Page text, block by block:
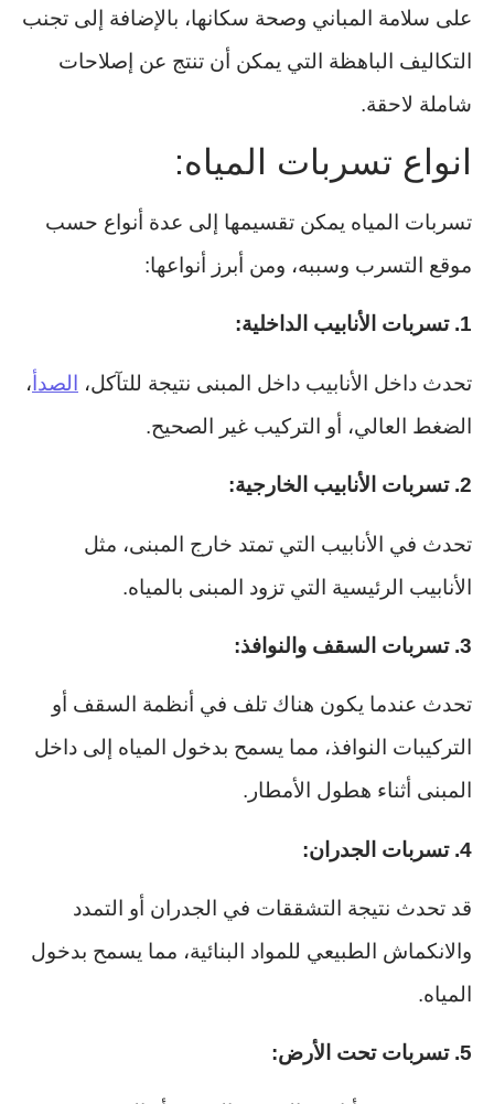
على سلامة المباني وصحة سكانها، بالإضافة إلى تجنب
التكاليف الباهظة التي يمكن أن تنتج عن إصلاحات
شاملة لاحقة.
انواع تسربات المياه:
تسربات المياه يمكن تقسيمها إلى عدة أنواع حسب
موقع التسرب وسببه، ومن أبرز أنواعها:
1. تسربات الأنابيب الداخلية:
تحدث داخل الأنابيب داخل المبنى نتيجة للتآكل، الصدأ،
الضغط العالي، أو التركيب غير الصحيح.
2. تسربات الأنابيب الخارجية:
تحدث في الأنابيب التي تمتد خارج المبنى، مثل
الأنابيب الرئيسية التي تزود المبنى بالمياه.
3. تسربات السقف والنوافذ:
تحدث عندما يكون هناك تلف في أنظمة السقف أو
التركيبات النوافذ، مما يسمح بدخول المياه إلى داخل
المبنى أثناء هطول الأمطار.
4. تسربات الجدران:
قد تحدث نتيجة التشققات في الجدران أو التمدد
والانكماش الطبيعي للمواد البنائية، مما يسمح بدخول
المياه.
5. تسربات تحت الأرض: